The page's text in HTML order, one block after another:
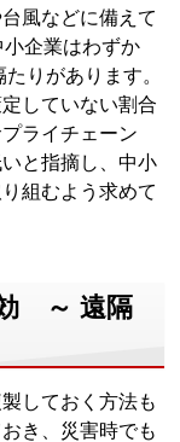
風などに備えて
企業はわずか
りがあります。
していない割合
ライチェーン
と指摘し、中小
組むよう求めて
～ 遠隔
しておく方法も
き、災害時でも